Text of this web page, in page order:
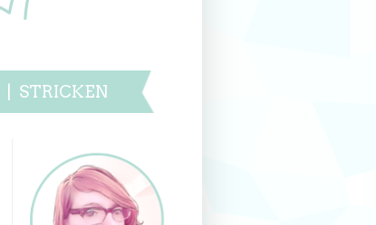
STRICKEN